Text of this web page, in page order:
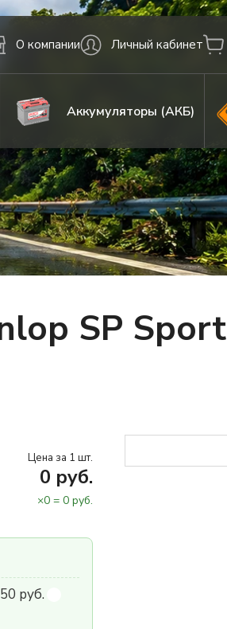
О компании Личный кабинет
Аккумуляторы (АКБ)
SP Sport
Цена за 1 шт.
0 руб.
×0 = 0 руб.
руб.